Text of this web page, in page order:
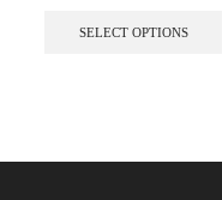
SELECT OPTIONS